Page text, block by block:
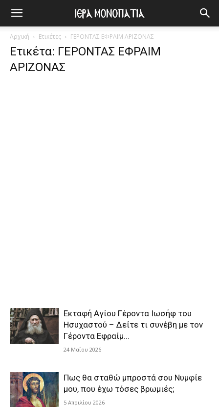
Αρχική Ετικέτες ΓΕΡΟΝΤΑΣ ΕΦΡΑΙΜ ΑΡΙΖΟΝΑΣ
Ετικέτα: ΓΕΡΟΝΤΑΣ ΕΦΡΑΙΜ
ΑΡΙΖΟΝΑΣ
Εκταφή Αγίου Γέροντα Ιωσήφ του
Ησυχαστού – Δείτε τι συνέβη με τον
Γέροντα Εφραίμ...
24 Μαΐου 2026
Πως θα σταθώ μπροστά σου Νυμφίε
μου, που έχω τόσες βρωμιές;
5 Απριλίου 2026